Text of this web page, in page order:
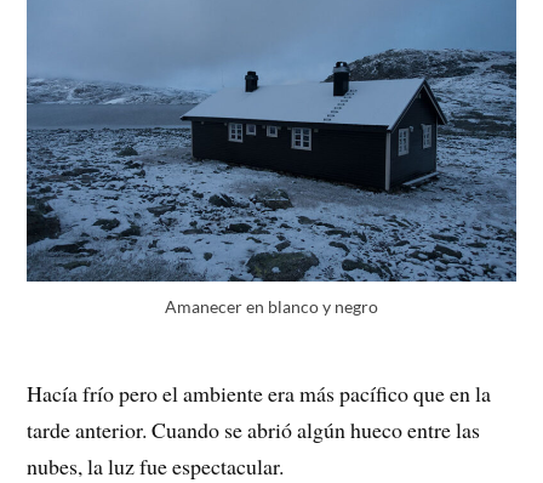
Amanecer en blanco y negro
Hacía frío pero el ambiente era más pacífico que en la
tarde anterior. Cuando se abrió algún hueco entre las
nubes, la luz fue espectacular.